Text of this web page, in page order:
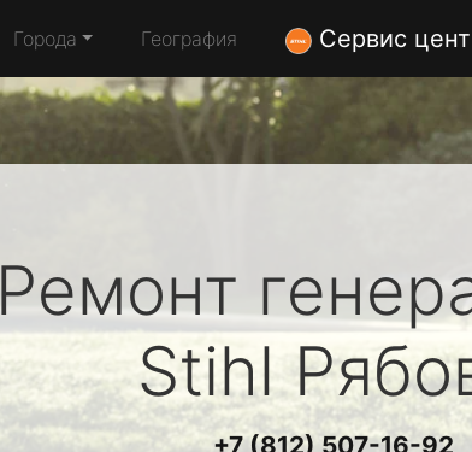
Города География Сервис
Ремонт
Stihl
+7 (812) 507-16-92